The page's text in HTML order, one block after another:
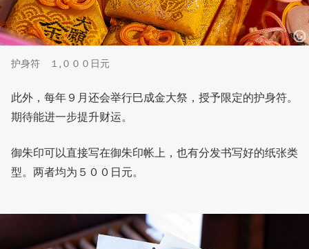
护身符 １,０００日元
此外，每年９月还会举行巳成金大祭，授予限定的护身符。
期待能进一步提升财运。
御朱印可以直接写在御朱印帐上，也有分发书写好的纸张类
型。两者均为５００日元。